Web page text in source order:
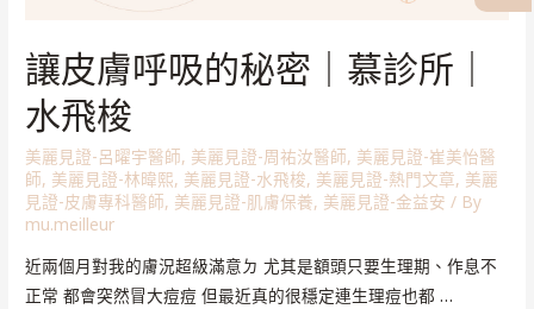
讓皮膚呼吸的秘密｜慕診所｜
水飛梭
美麗見證-呂曜宇醫師, 美麗見證-周祐汝醫師, 美麗見證-崔美怡醫
師, 美麗見證-林暐熙, 美麗見證-水飛梭, 美麗見證-熱門文章, 美麗
見證-皮膚專科醫師, 美麗見證-肌膚保養, 美麗見證-金益安 / By
mu.meilleur
近兩個月對我的膚況超級滿意ㄉ 尤其是額頭只要生理期、作息不
正常 都會突然冒大痘痘 但最近真的很穩定連生理痘也都 …